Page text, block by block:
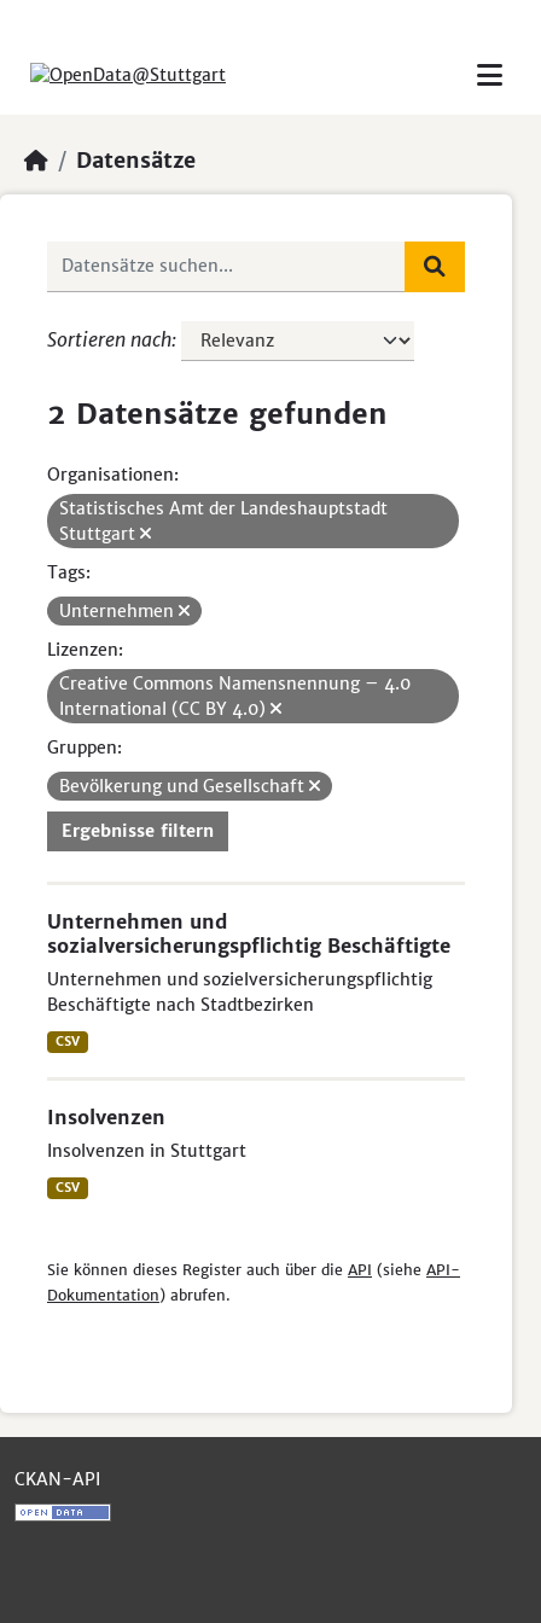
Datensätze
Sortieren nach
2 Datensätze gefunden
Organisationen:
Statistisches Amt der Landeshauptstadt
Stuttgart
Tags:
Unternehmen
Lizenzen:
Creative Commons Namensnennung – 4.0
International (CC BY 4.0)
Gruppen:
Bevölkerung und Gesellschaft
Ergebnisse filtern
Unternehmen und
sozialversicherungspflichtig Beschäftigte
Unternehmen und sozielversicherungspflichtig
Beschäftigte nach Stadtbezirken
CSV
Insolvenzen
Insolvenzen in Stuttgart
CSV
Sie können dieses Register auch über die API (siehe API-
Dokumentation) abrufen.
CKAN-API